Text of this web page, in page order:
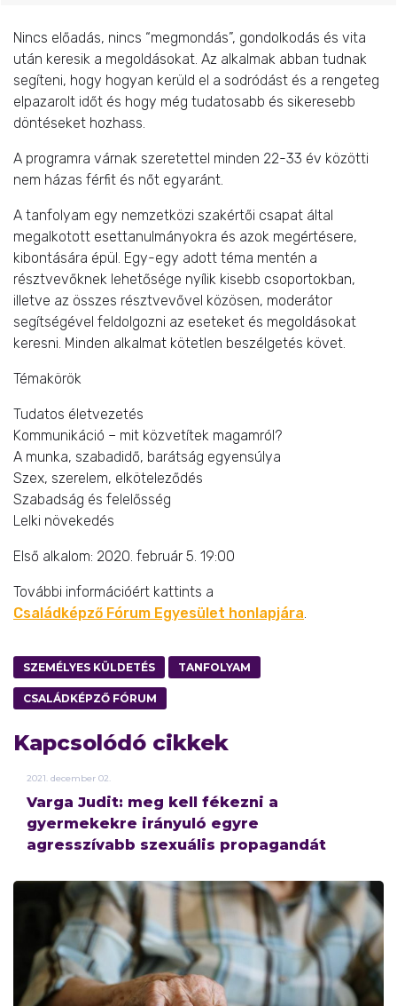
Nincs előadás, nincs “megmondás”, gondolkodás és vita
után keresik a megoldásokat. Az alkalmak abban tudnak
segíteni, hogy hogyan kerüld el a sodródást és a rengeteg
elpazarolt időt és hogy még tudatosabb és sikeresebb
döntéseket hozhass.
A programra várnak szeretettel minden 22-33 év közötti
nem házas férfit és nőt egyaránt.
A tanfolyam egy nemzetközi szakértői csapat által
megalkotott esettanulmányokra és azok megértésere,
kibontására épül. Egy-egy adott téma mentén a
résztvevőknek lehetősége nyílik kisebb csoportokban,
illetve az összes résztvevővel közösen, moderátor
segítségével feldolgozni az eseteket és megoldásokat
keresni. Minden alkalmat kötetlen beszélgetés követ.
Témakörök
Tudatos életvezetés
Kommunikáció – mit közvetítek magamról?
A munka, szabadidő, barátság egyensúlya
Szex, szerelem, elköteleződés
Szabadság és felelősség
Lelki növekedés
Első alkalom: 2020. február 5. 19:00
További információért kattints a
Családképző Fórum Egyesület honlapjára.
SZEMÉLYES KÜLDETÉS TANFOLYAM
CSALÁDKÉPZŐ FÓRUM
Kapcsolódó cikkek
2021. december 02.
Varga Judit: meg kell fékezni a
gyermekekre irányuló egyre
agresszívabb szexuális propagandát